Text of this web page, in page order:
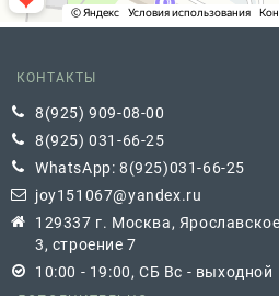
КОНТАКТЫ
8(925) 909-08-00
8(925) 031-66-25
WhatsApp: 8(925)031-66-25
joy151067@yandex.ru
129337 г. Москва,
3, строение 7
10:00 - 19:00, СБ Вс - выходной